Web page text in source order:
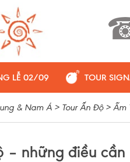
LỄ 02/09 TOUR
& Nam Á > Tour Ấn Độ> Ẩm
– những điều cần